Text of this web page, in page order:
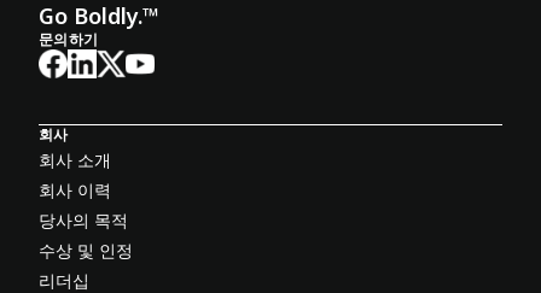
Go Boldly.™
문의하기
회사
회사 소개
회사 이력
당사의 목적
수상 및 인정
리더십